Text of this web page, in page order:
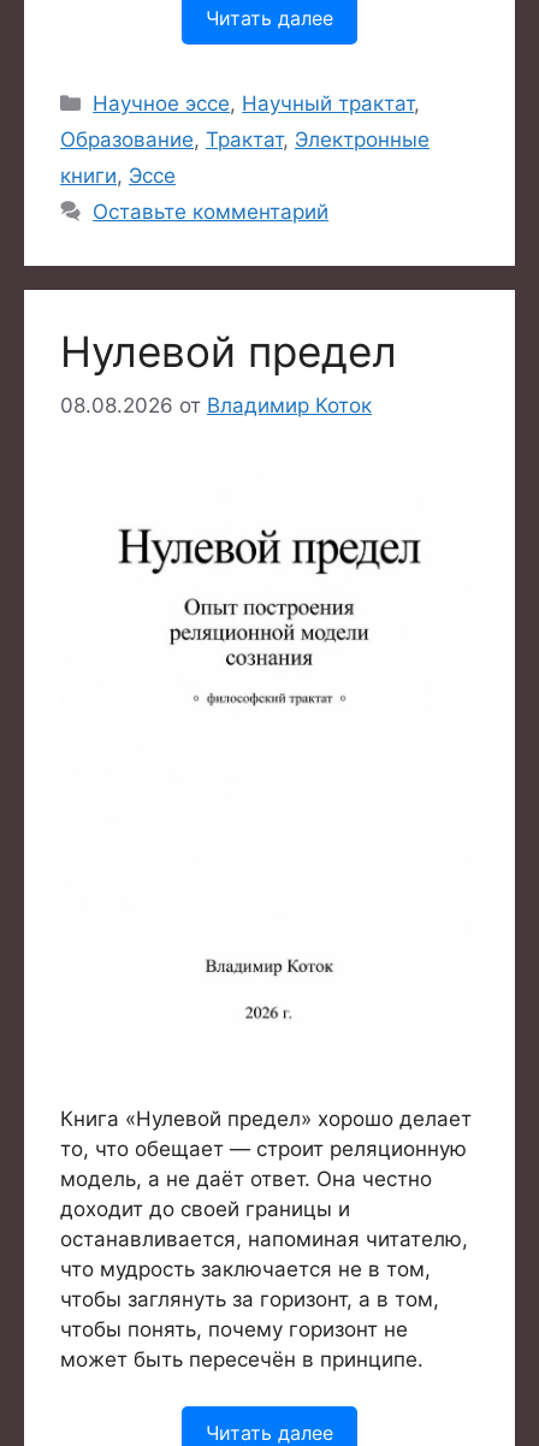
Читать далее
Рубрики
Научное эссе, Научный трактат,
Образование, Трактат, Электронные
книги, Эссе
Оставьте комментарий
Нулевой предел
08.08.2026 от Владимир Коток
Книга «Нулевой предел» хорошо делает
то, что обещает — строит реляционную
модель, а не даёт ответ. Она честно
доходит до своей границы и
останавливается, напоминая читателю,
что мудрость заключается не в том,
чтобы заглянуть за горизонт, а в том,
чтобы понять, почему горизонт не
может быть пересечён в принципе.
Читать далее